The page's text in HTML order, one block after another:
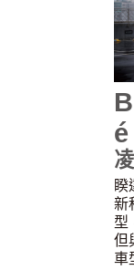
睽
新
型
但
車